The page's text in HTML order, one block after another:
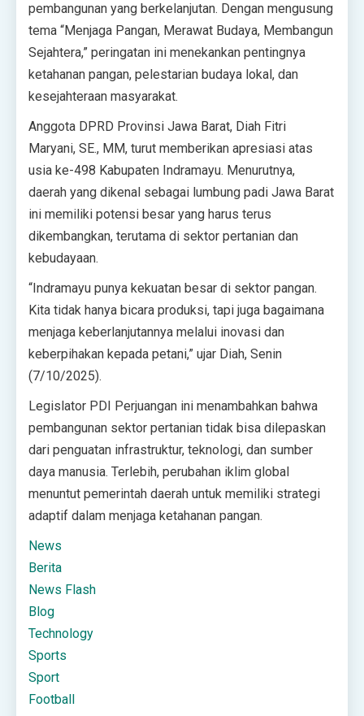
pembangunan yang berkelanjutan. Dengan mengusung
tema “Menjaga Pangan, Merawat Budaya, Membangun
Sejahtera,” peringatan ini menekankan pentingnya
ketahanan pangan, pelestarian budaya lokal, dan
kesejahteraan masyarakat.
Anggota DPRD Provinsi Jawa Barat, Diah Fitri
Maryani, SE., MM, turut memberikan apresiasi atas
usia ke-498 Kabupaten Indramayu. Menurutnya,
daerah yang dikenal sebagai lumbung padi Jawa Barat
ini memiliki potensi besar yang harus terus
dikembangkan, terutama di sektor pertanian dan
kebudayaan.
“Indramayu punya kekuatan besar di sektor pangan.
Kita tidak hanya bicara produksi, tapi juga bagaimana
menjaga keberlanjutannya melalui inovasi dan
keberpihakan kepada petani,” ujar Diah, Senin
(7/10/2025).
Legislator PDI Perjuangan ini menambahkan bahwa
pembangunan sektor pertanian tidak bisa dilepaskan
dari penguatan infrastruktur, teknologi, dan sumber
daya manusia. Terlebih, perubahan iklim global
menuntut pemerintah daerah untuk memiliki strategi
adaptif dalam menjaga ketahanan pangan.
News
Berita
News Flash
Blog
Technology
Sports
Sport
Football